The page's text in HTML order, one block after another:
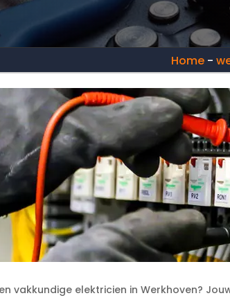
Home -
vakkundige elektricien in Werkhoven?